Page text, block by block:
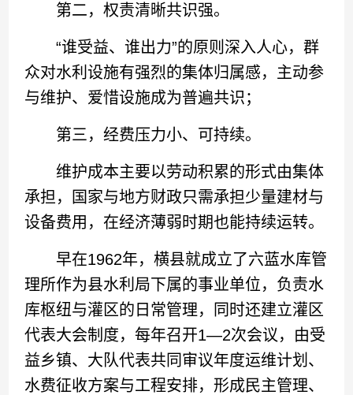
第二，权责清晰共识强。
“谁受益、谁出力”的原则深入人心，群
众对水利设施有强烈的集体归属感，主动参
与维护、爱惜设施成为普遍共识；
第三，经费压力小、可持续。
维护成本主要以劳动积累的形式由集体
承担，国家与地方财政只需承担少量建材与
设备费用，在经济薄弱时期也能持续运转。
早在1962年，横县就成立了六蓝水库管
理所作为县水利局下属的事业单位，负责水
库枢纽与灌区的日常管理，同时还建立灌区
代表大会制度，每年召开1—2次会议，由受
益乡镇、大队代表共同审议年度运维计划、
水费征收方案与工程安排，形成民主管理、